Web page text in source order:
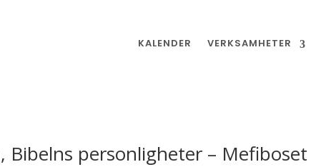
KALENDER VERKSAMHETER
Bibelns personligheter – Mefiboset